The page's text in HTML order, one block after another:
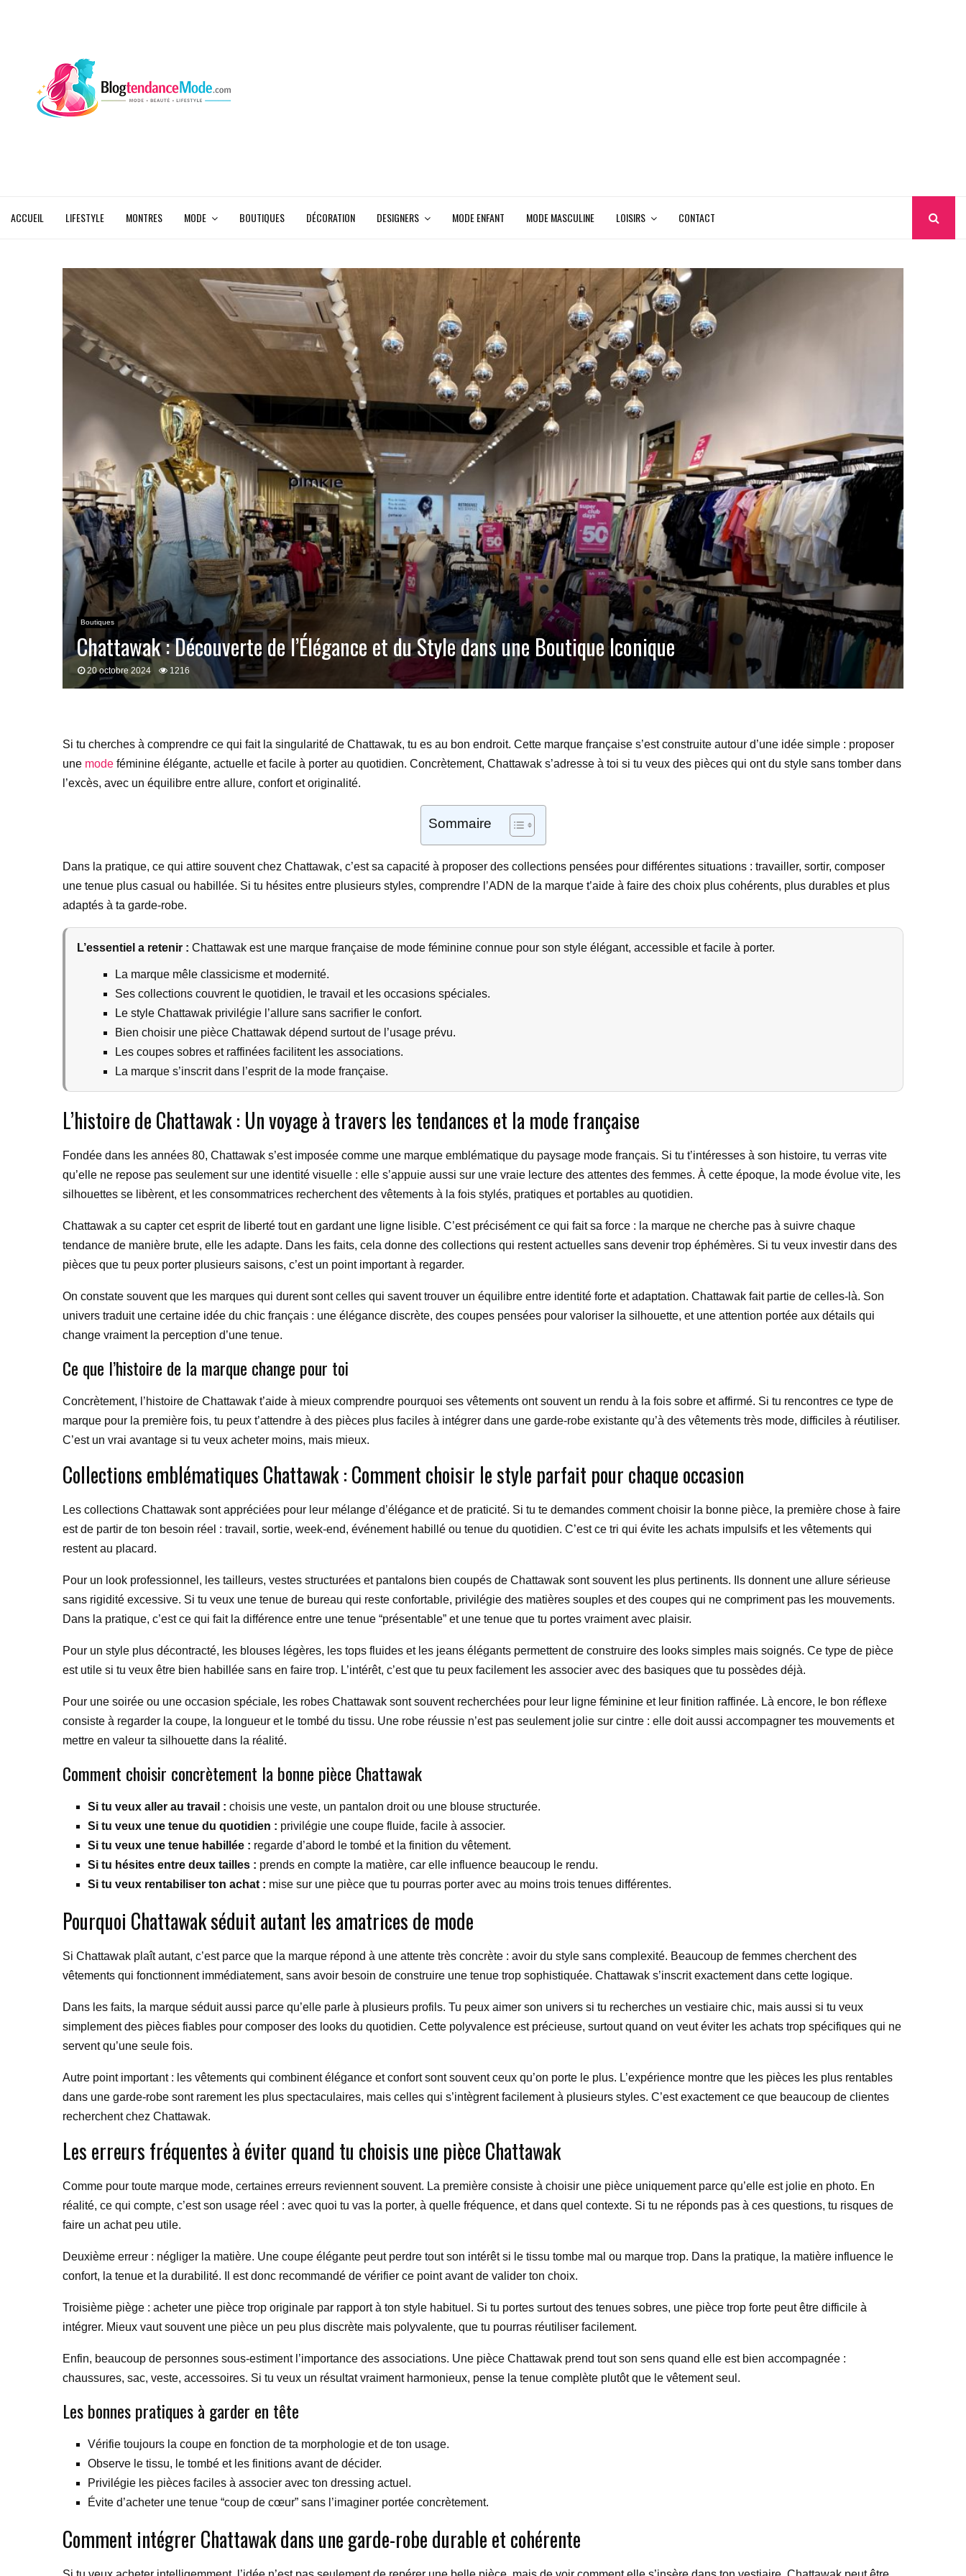
ACCUEIL LIFESTYLE MONTRES MODE BOUTIQUES DÉCORATION DESIGNERS MODE ENFANT MODE MASCULINE LOISIRS CONTACT
Boutiques
Chattawak : Découverte de l’Élégance et du Style dans une Boutique Iconique
20 octobre 2024 1216
Si tu cherches à comprendre ce qui fait la singularité de Chattawak, tu es au bon endroit. Cette marque française s’est construite autour d’une idée simple : proposer
une mode féminine élégante, actuelle et facile à porter au quotidien. Concrètement, Chattawak s’adresse à toi si tu veux des pièces qui ont du style sans tomber dans
l’excès, avec un équilibre entre allure, confort et originalité.
Sommaire
Dans la pratique, ce qui attire souvent chez Chattawak, c’est sa capacité à proposer des collections pensées pour différentes situations : travailler, sortir, composer
une tenue plus casual ou habillée. Si tu hésites entre plusieurs styles, comprendre l’ADN de la marque t’aide à faire des choix plus cohérents, plus durables et plus
adaptés à ta garde-robe.
L’essentiel a retenir : Chattawak est une marque française de mode féminine connue pour son style élégant, accessible et facile à porter.
La marque mêle classicisme et modernité.
Ses collections couvrent le quotidien, le travail et les occasions spéciales.
Le style Chattawak privilégie l’allure sans sacrifier le confort.
Bien choisir une pièce Chattawak dépend surtout de l’usage prévu.
Les coupes sobres et raffinées facilitent les associations.
La marque s’inscrit dans l’esprit de la mode française.
L’histoire de Chattawak : Un voyage à travers les tendances et la mode française
Fondée dans les années 80, Chattawak s’est imposée comme une marque emblématique du paysage mode français. Si tu t’intéresses à son histoire, tu verras vite
qu’elle ne repose pas seulement sur une identité visuelle : elle s’appuie aussi sur une vraie lecture des attentes des femmes. À cette époque, la mode évolue vite, les
silhouettes se libèrent, et les consommatrices recherchent des vêtements à la fois stylés, pratiques et portables au quotidien.
Chattawak a su capter cet esprit de liberté tout en gardant une ligne lisible. C’est précisément ce qui fait sa force : la marque ne cherche pas à suivre chaque
tendance de manière brute, elle les adapte. Dans les faits, cela donne des collections qui restent actuelles sans devenir trop éphémères. Si tu veux investir dans des
pièces que tu peux porter plusieurs saisons, c’est un point important à regarder.
On constate souvent que les marques qui durent sont celles qui savent trouver un équilibre entre identité forte et adaptation. Chattawak fait partie de celles-là. Son
univers traduit une certaine idée du chic français : une élégance discrète, des coupes pensées pour valoriser la silhouette, et une attention portée aux détails qui
change vraiment la perception d’une tenue.
Ce que l’histoire de la marque change pour toi
Concrètement, l’histoire de Chattawak t’aide à mieux comprendre pourquoi ses vêtements ont souvent un rendu à la fois sobre et affirmé. Si tu rencontres ce type de
marque pour la première fois, tu peux t’attendre à des pièces plus faciles à intégrer dans une garde-robe existante qu’à des vêtements très mode, difficiles à réutiliser.
C’est un vrai avantage si tu veux acheter moins, mais mieux.
Collections emblématiques Chattawak : Comment choisir le style parfait pour chaque occasion
Les collections Chattawak sont appréciées pour leur mélange d’élégance et de praticité. Si tu te demandes comment choisir la bonne pièce, la première chose à faire
est de partir de ton besoin réel : travail, sortie, week-end, événement habillé ou tenue du quotidien. C’est ce tri qui évite les achats impulsifs et les vêtements qui
restent au placard.
Pour un look professionnel, les tailleurs, vestes structurées et pantalons bien coupés de Chattawak sont souvent les plus pertinents. Ils donnent une allure sérieuse
sans rigidité excessive. Si tu veux une tenue de bureau qui reste confortable, privilégie des matières souples et des coupes qui ne compriment pas les mouvements.
Dans la pratique, c’est ce qui fait la différence entre une tenue “présentable” et une tenue que tu portes vraiment avec plaisir.
Pour un style plus décontracté, les blouses légères, les tops fluides et les jeans élégants permettent de construire des looks simples mais soignés. Ce type de pièce
est utile si tu veux être bien habillée sans en faire trop. L’intérêt, c’est que tu peux facilement les associer avec des basiques que tu possèdes déjà.
Pour une soirée ou une occasion spéciale, les robes Chattawak sont souvent recherchées pour leur ligne féminine et leur finition raffinée. Là encore, le bon réflexe
consiste à regarder la coupe, la longueur et le tombé du tissu. Une robe réussie n’est pas seulement jolie sur cintre : elle doit aussi accompagner tes mouvements et
mettre en valeur ta silhouette dans la réalité.
Comment choisir concrètement la bonne pièce Chattawak
Si tu veux aller au travail : choisis une veste, un pantalon droit ou une blouse structurée.
Si tu veux une tenue du quotidien : privilégie une coupe fluide, facile à associer.
Si tu veux une tenue habillée : regarde d’abord le tombé et la finition du vêtement.
Si tu hésites entre deux tailles : prends en compte la matière, car elle influence beaucoup le rendu.
Si tu veux rentabiliser ton achat : mise sur une pièce que tu pourras porter avec au moins trois tenues différentes.
Pourquoi Chattawak séduit autant les amatrices de mode
Si Chattawak plaît autant, c’est parce que la marque répond à une attente très concrète : avoir du style sans complexité. Beaucoup de femmes cherchent des
vêtements qui fonctionnent immédiatement, sans avoir besoin de construire une tenue trop sophistiquée. Chattawak s’inscrit exactement dans cette logique.
Dans les faits, la marque séduit aussi parce qu’elle parle à plusieurs profils. Tu peux aimer son univers si tu recherches un vestiaire chic, mais aussi si tu veux
simplement des pièces fiables pour composer des looks du quotidien. Cette polyvalence est précieuse, surtout quand on veut éviter les achats trop spécifiques qui ne
servent qu’une seule fois.
Autre point important : les vêtements qui combinent élégance et confort sont souvent ceux qu’on porte le plus. L’expérience montre que les pièces les plus rentables
dans une garde-robe sont rarement les plus spectaculaires, mais celles qui s’intègrent facilement à plusieurs styles. C’est exactement ce que beaucoup de clientes
recherchent chez Chattawak.
Les erreurs fréquentes à éviter quand tu choisis une pièce Chattawak
Comme pour toute marque mode, certaines erreurs reviennent souvent. La première consiste à choisir une pièce uniquement parce qu’elle est jolie en photo. En
réalité, ce qui compte, c’est son usage réel : avec quoi tu vas la porter, à quelle fréquence, et dans quel contexte. Si tu ne réponds pas à ces questions, tu risques de
faire un achat peu utile.
Deuxième erreur : négliger la matière. Une coupe élégante peut perdre tout son intérêt si le tissu tombe mal ou marque trop. Dans la pratique, la matière influence le
confort, la tenue et la durabilité. Il est donc recommandé de vérifier ce point avant de valider ton choix.
Troisième piège : acheter une pièce trop originale par rapport à ton style habituel. Si tu portes surtout des tenues sobres, une pièce trop forte peut être difficile à
intégrer. Mieux vaut souvent une pièce un peu plus discrète mais polyvalente, que tu pourras réutiliser facilement.
Enfin, beaucoup de personnes sous-estiment l’importance des associations. Une pièce Chattawak prend tout son sens quand elle est bien accompagnée :
chaussures, sac, veste, accessoires. Si tu veux un résultat vraiment harmonieux, pense la tenue complète plutôt que le vêtement seul.
Les bonnes pratiques à garder en tête
Vérifie toujours la coupe en fonction de ta morphologie et de ton usage.
Observe le tissu, le tombé et les finitions avant de décider.
Privilégie les pièces faciles à associer avec ton dressing actuel.
Évite d’acheter une tenue “coup de cœur” sans l’imaginer portée concrètement.
Comment intégrer Chattawak dans une garde-robe durable et cohérente